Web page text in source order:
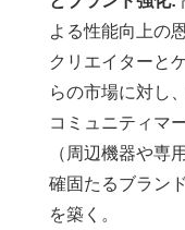
よる性能向上の
クリエイターと
らの市場に対し
コミュニティマ
（周辺機器や専
確固たるブラン
を築く。